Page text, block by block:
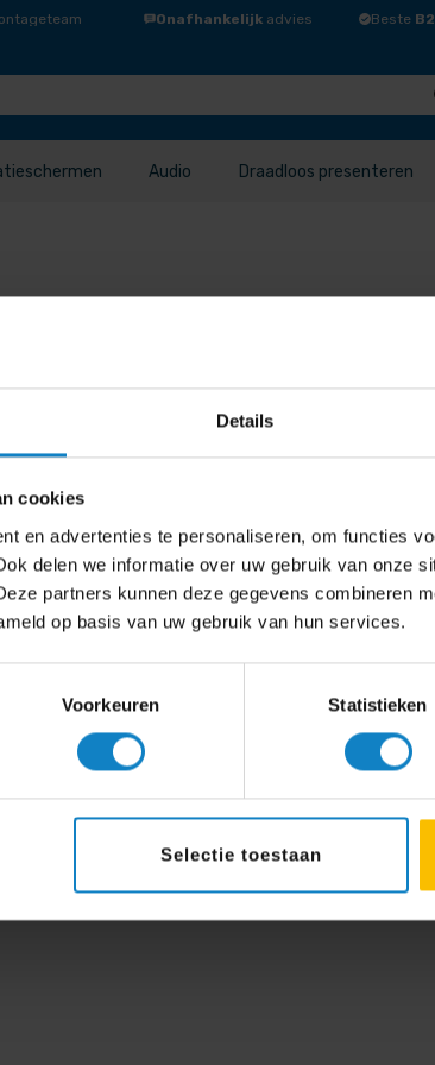
Details
cookies
en advertenties te personaliseren, om functies
delen we informatie over uw gebruik van onze
partners kunnen deze gegevens combineren
op basis van uw gebruik van hun services.
Voorkeuren Statistieken
Selectie toestaan
Onafhankelijk advies Beste
Audio Draadloos presenteren
waardering sorteren Sorteren op nieuwste
Op …